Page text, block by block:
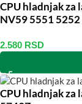
CPU hladnjak za
NV59 5551
2.580 RSD
CPU hladnjak za